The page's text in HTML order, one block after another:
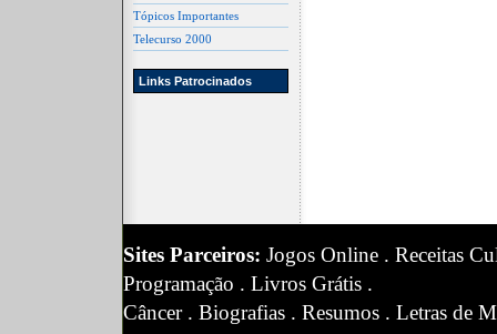
Tópicos Importantes
Telecurso 2000
Links Patrocinados
Sites Parceiros: Jogos Online . Receitas
Programação . Livros Grátis .
Câncer. Biografias . Resumos . Letras de